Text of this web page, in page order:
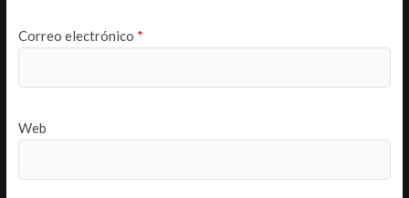
Correo electrónico *
Web